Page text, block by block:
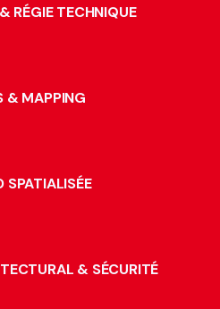
RÉGIE TECHNIQUE
& MAPPING
SPATIALISÉE
& SÉCURITÉ